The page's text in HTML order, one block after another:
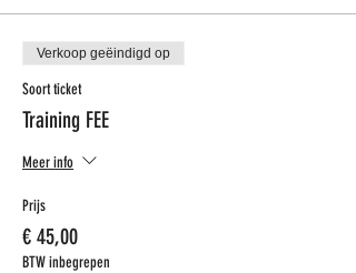
Verkoop geëindigd op
Soort ticket
Training FEE
Meer info
Prijs
€ 45,00
BTW inbegrepen